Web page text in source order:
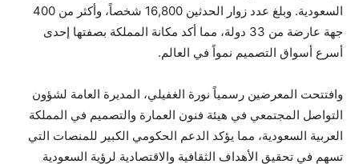
السعودية. وبلغ عدد زوار الحدثين 16,800 شخصاً، وأكثر من 400
جهة عارضة من 33 دولة، مما أكد مكانة المملكة بصفتها إحدى
أسرع أسواق التصميم نمواً في العالم.
وافتتحت المعرضين رسمياً نورة الغفيلي، المديرة العامة لشؤون
التواصل المجتمعي في هيئة فنون العمارة والتصميم في المملكة
العربية السعودية، مما يؤكد الدعم الحكومي الكبير للمنصات التي
تسهم في تحقيق الأهداف الثقافية والاقتصادية لرؤية السعودية